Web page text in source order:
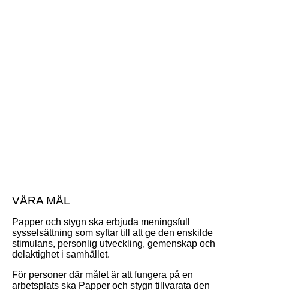
VÅRA MÅL
Papper och stygn ska erbjuda meningsfull
sysselsättning som syftar till att ge den enskilde
stimulans, personlig utveckling, gemenskap och
delaktighet i samhället.
För personer där målet är att fungera på en
arbetsplats ska Papper och stygn tillvarata den